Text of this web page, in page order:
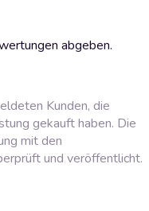
abgeben.
Kunden, die
gekauft haben. Die
mit den
und veröffentlicht.